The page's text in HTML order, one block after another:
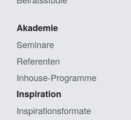
Akademie
Seminare
Referenten
Inhouse-Programme
Inspiration
Inspirationsformate